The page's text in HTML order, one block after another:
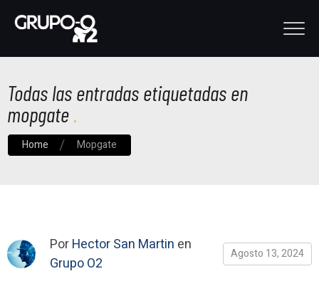
Todas las entradas etiquetadas en
mopgate
Home Mopgate
PorHector San Martin en
Grupo O2
Agosto 13, 2024